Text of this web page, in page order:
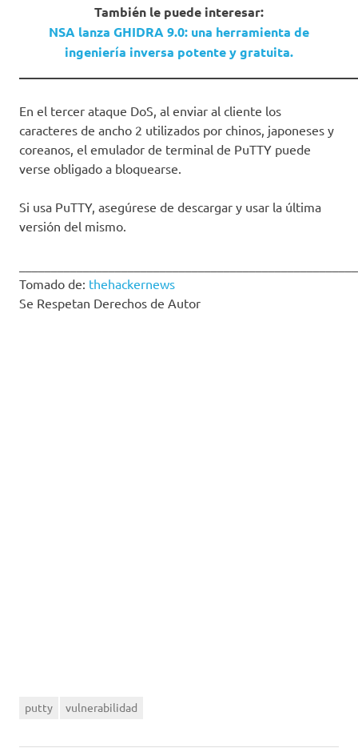
También le puede interesar:
NSA lanza GHIDRA 9.0: una herramienta de
ingeniería inversa potente y gratuita.
En el tercer ataque DoS, al enviar al cliente los
caracteres de ancho 2 utilizados por chinos, japoneses y
coreanos, el emulador de terminal de PuTTY puede
verse obligado a bloquearse.
Si usa PuTTY, asegúrese de descargar y usar la última
versión del mismo.
Tomado de: thehackernews
Se Respetan Derechos de Autor
putty vulnerabilidad